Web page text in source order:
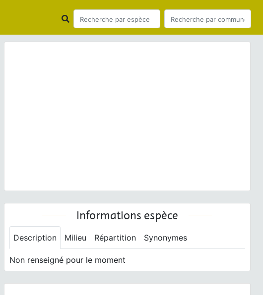
Informations espèce
Description Milieu Répartition Synonymes
Non renseigné pour le moment